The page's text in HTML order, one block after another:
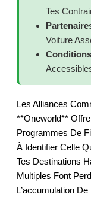
Tes
Voiture
Les Alliances
**oneworld**
Programmes De
À Identifier Celle
Tes Destinations
Multiples Font
L’accumulation